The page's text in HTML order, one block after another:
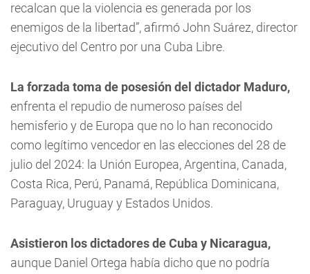
recalcan que la violencia es generada por los
enemigos de la libertad”, afirmó John Suárez, director
ejecutivo del Centro por una Cuba Libre.
La forzada toma de posesión del dictador Maduro,
enfrenta el repudio de numeroso países del
hemisferio y de Europa que no lo han reconocido
como legítimo vencedor en las elecciones del 28 de
julio del 2024: la Unión Europea, Argentina, Canada,
Costa Rica, Perú, Panamá, República Dominicana,
Paraguay, Uruguay y Estados Unidos.
Asistieron los dictadores de Cuba y Nicaragua,
aunque Daniel Ortega había dicho que no podría